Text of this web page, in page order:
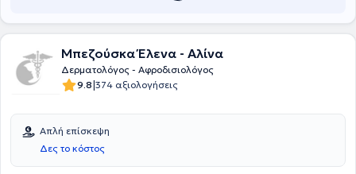
Μπεζούσκα Έλενα - Αλίνα
Δερματολόγος - Αφροδισιολόγος
9.8|374 αξιολογήσεις
Απλή επίσκεψη
Δες το κόστος